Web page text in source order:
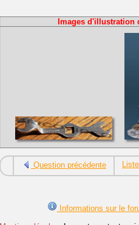
Images d'illustration
Question précédente
Informations sur le